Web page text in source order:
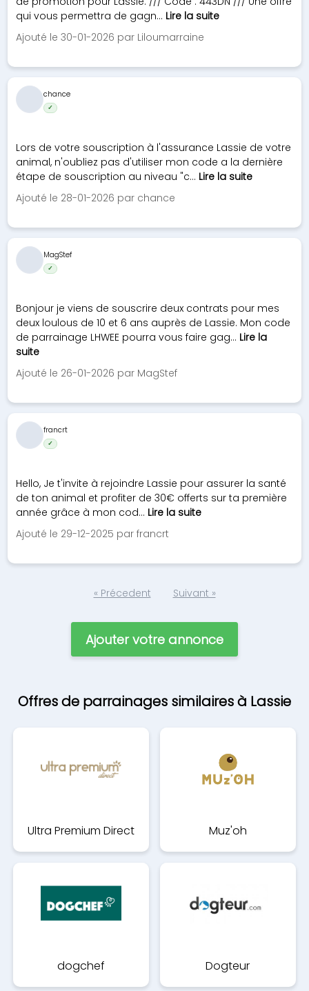
qui vous permettra de gagn... Lire la suite
Ajouté le 30-01-2026 par Liloumarraine
Lors de votre souscription à l'assurance Lassie de votre
animal, n'oubliez pas d'utiliser mon code a la dernière
étape de souscription au niveau "c... Lire la suite
Ajouté le 28-01-2026 par chance
chance
✓
Bonjour je viens de souscrire deux contrats pour mes
deux loulous de 10 et 6 ans auprès de Lassie. Mon code
de parrainage LHWEE pourra vous faire gag... Lire la
suite
Ajouté le 26-01-2026 par MagStef
MagStef
✓
Hello, Je t'invite à rejoindre Lassie pour assurer la santé
de ton animal et profiter de 30€ offerts sur ta première
année grâce à mon cod... Lire la suite
Ajouté le 29-12-2025 par francrt
francrt
✓
« Précedent Suivant »
Ajouter votre annonce
Offres de parrainages similaires à Lassie
Ultra Premium Direct Muz'oh
dogchef Dogteur